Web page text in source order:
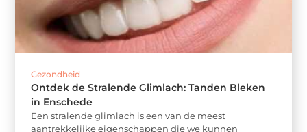
Gezondheid
Ontdek de Stralende Glimlach: Tanden Bleken
in Enschede
Een stralende glimlach is een van de meest
aantrekkelijke eigenschappen die we kunnen